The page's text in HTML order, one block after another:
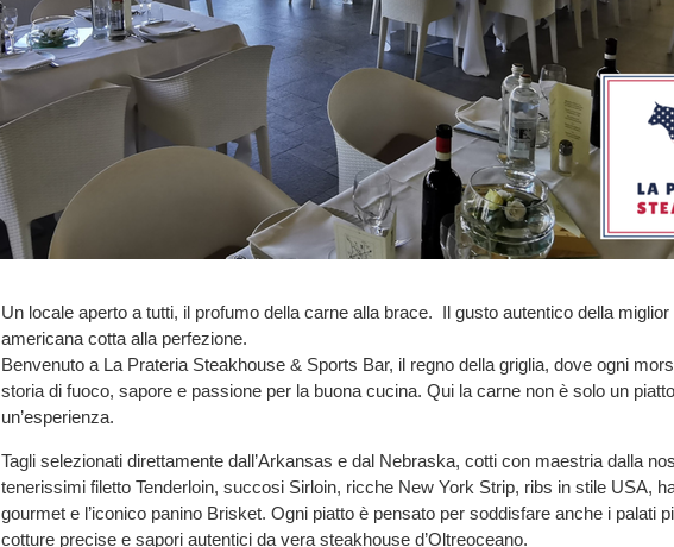
Un locale aperto a tutti, il profumo della carne alla brace. Il gusto autentico della miglior
americana cotta alla perfezione.
Benvenuto a La Prateria Steakhouse & Sports Bar, il regno della griglia, dove ogni
storia di fuoco, sapore e passione per la buona cucina. Qui la carne non è solo un
un’esperienza.
Tagli selezionati direttamente dall’Arkansas e dal Nebraska, cotti con maestria dalla
tenerissimi filetto Tenderloin, succosi Sirloin, ricche New York Strip, ribs in stile USA,
gourmet e l’iconico panino Brisket. Ogni piatto è pensato per soddisfare anche i palati
cotture precise e sapori autentici da vera steakhouse d’Oltreoceano.